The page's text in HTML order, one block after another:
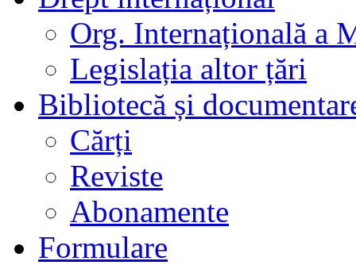
Org. Internațională a
Legislația altor țări
Bibliotecă și
Cărți
Reviste
Abonamente
Formulare